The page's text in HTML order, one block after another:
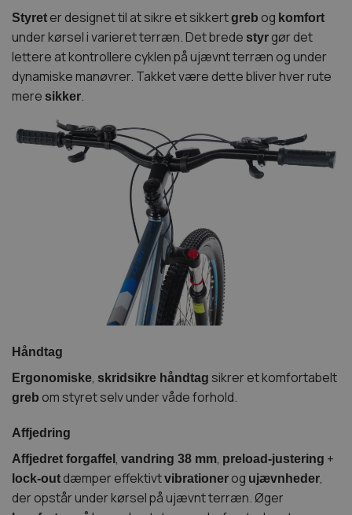
Styret er designet til at sikre et sikkertgreb og komfort
under kørsel i varieret terræn. Det brede styr gør det
lettere at kontrollere cyklen på ujævnt terræn og under
dynamiske manøvrer. Takket være dette bliver hver rute
mere sikker.
Håndtag
Ergonomiske, skridsikre håndtag sikrer et komfortabelt
greb om styret selv under våde forhold.
Affjedring
Affjedret forgaffel , vandring 38 mm, preload-justering +
lock-out dæmper effektivtvibrationer og ujævnheder,
der opstår under kørsel på ujævnt terræn. Øger